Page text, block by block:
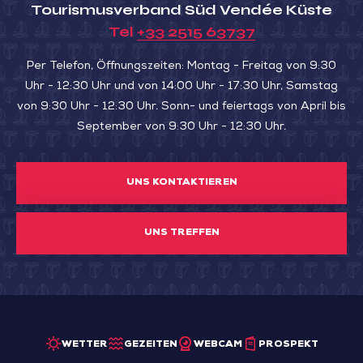
Tourismusverband Süd Vendée Küste
Tel +33 2515 63737
Per Telefon, Öffnungszeiten: Montag - Freitag von 9:30
Uhr - 12:30 Uhr und von 14:00 Uhr - 17:30 Uhr, Samstag
von 9:30 Uhr - 12:30 Uhr. Sonn- und feiertags von April bis
September von 9:30 Uhr - 12:30 Uhr.
UNS KONTAKTIEREN
UNS TREFFEN
WETTER GEZEITEN WEBCAM PROSPEKT